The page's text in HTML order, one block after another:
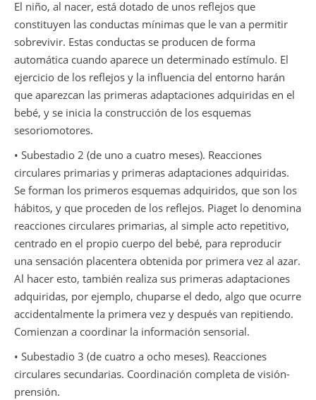
El niño, al nacer, está dotado de unos reflejos que
constituyen las conductas mínimas que le van a permitir
sobrevivir. Estas conductas se producen de forma
automática cuando aparece un determinado estímulo. El
ejercicio de los reflejos y la influencia del entorno harán
que aparezcan las primeras adaptaciones adquiridas en el
bebé, y se inicia la construcción de los esquemas
sesoriomotores.
• Subestadio 2 (de uno a cuatro meses). Reacciones
circulares primarias y primeras adaptaciones adquiridas.
Se forman los primeros esquemas adquiridos, que son los
hábitos, y que proceden de los reflejos. Piaget lo denomina
reacciones circulares primarias, al simple acto repetitivo,
centrado en el propio cuerpo del bebé, para reproducir
una sensación placentera obtenida por primera vez al azar.
Al hacer esto, también realiza sus primeras adaptaciones
adquiridas, por ejemplo, chuparse el dedo, algo que ocurre
accidentalmente la primera vez y después van repitiendo.
Comienzan a coordinar la información sensorial.
• Subestadio 3 (de cuatro a ocho meses). Reacciones
circulares secundarias. Coordinación completa de visión-
prensión.